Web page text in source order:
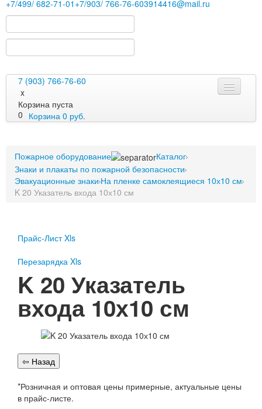
+7/499/ 682-71-01 +7/903/ 766-76-603914416@mail.ru
7 (903) 766-76-60
x
Корзина пуста
0 Корзина 0 руб.
Перезарядка
Перезарядка ОП
Перезарядка ОУ
Перезарядка ОВП
Оплата
Гарантии
О нас
Статьи
Публичная оферта
Вопрос-Ответ
Контакты
Перезарядка
Перезарядка ОП
Пожарное оборудование
Каталог
Знаки и плакаты по пожарной безопасности
Эвакуационные знаки На пленке самоклеящиеся 10х10 см
K 20 Указатель входа 10х10 см
Прайс-Лист Xls
Перезарядка Xls
K 20 Указатель
входа 10х10 см
*Розничная и оптовая цены примерные, актуальные цены
в прайс-листе.